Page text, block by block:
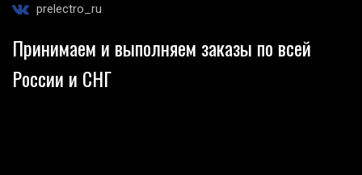
prelectro_ru
Принимаем и выполняем заказы по всей
России и СНГ